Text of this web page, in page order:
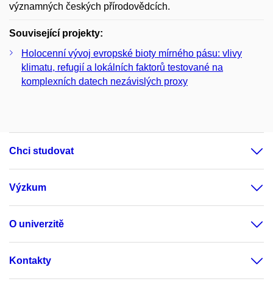
významných českých přírodovědcích.
Související projekty:
Holocenní vývoj evropské bioty mírného pásu: vlivy
klimatu, refugií a lokálních faktorů testované na
komplexních datech nezávislých proxy
Chci studovat
Výzkum
O univerzitě
Kontakty